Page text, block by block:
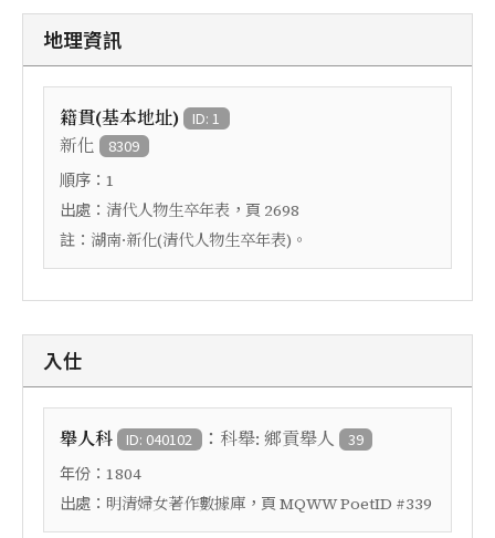
地理資訊
籍貫(基本地址) ID: 1
新化 8309
順序： 1
出處： 清代人物生卒年表 ，頁 2698
註： 湖南·新化(清代人物生卒年表)。
入仕
舉人科 ID: 040102 ： 科舉: 鄉貢舉人 39
年份： 1804
出處： 明清婦女著作數據庫 ，頁 MQWW PoetID #339